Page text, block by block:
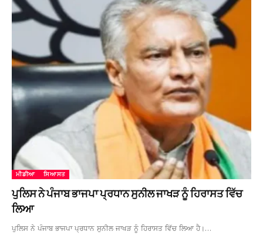
ਮੀਡੀਆ ਸਿਆਸਤ
ਪੁਲਿਸ ਨੇ ਪੰਜਾਬ ਭਾਜਪਾ ਪ੍ਰਧਾਨ ਸੁਨੀਲ ਜਾਖੜ ਨੂੰ ਹਿਰਾਸਤ ਵਿੱਚ
ਲਿਆ
ਪੁਲਿਸ ਨੇ ਪੰਜਾਬ ਭਾਜਪਾ ਪ੍ਰਧਾਨ ਸੁਨੀਲ ਜਾਖੜ ਨੂੰ ਹਿਰਾਸਤ ਵਿੱਚ ਲਿਆ ਹੈ।…